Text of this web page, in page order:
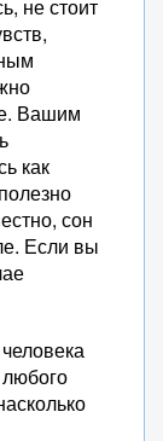
не стоит
Вашим
как
сон
Если вы